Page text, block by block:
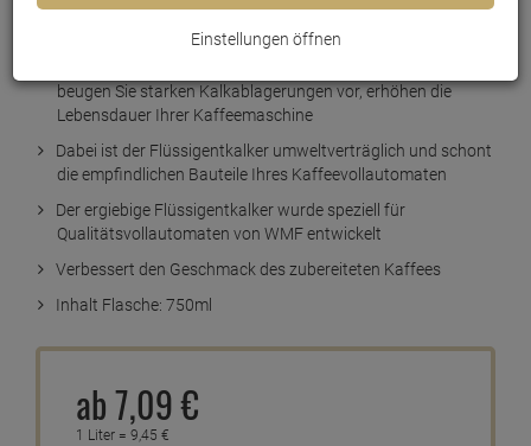
beugen Sie starken Kalkablagerungen vor, erhöhen die
Lebensdauer Ihrer Kaffeemaschine
Dabei ist der Flüssigentkalker umweltverträglich und schont
die empfindlichen Bauteile Ihres Kaffeevollautomaten
Der ergiebige Flüssigentkalker wurde speziell für
Qualitätsvollautomaten von WMF entwickelt
Verbessert den Geschmack des zubereiteten Kaffees
Inhalt Flasche: 750ml
ab7,09€
1 Liter = 9,45 €
Einstellungen öffnen